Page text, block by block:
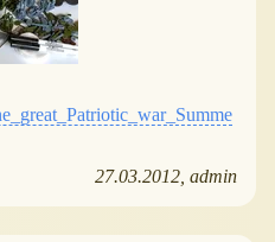
27.03.2012 admin